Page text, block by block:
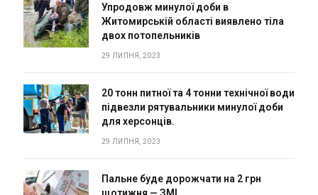
Упродовж минулої доби в
Житомирській області виявлено тіла
двох потопельників
29 ЛИПНЯ, 2023
20 тонн питної та 4 тонни технічної води
підвезли рятувальники минулої доби
для херсонців.
29 ЛИПНЯ, 2023
Пальне буде дорожчати на 2 грн
щотижня — ЗМІ